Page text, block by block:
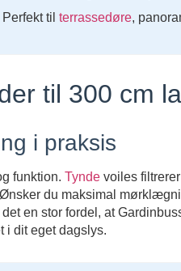
Perfekt til terrassedøre,
til 300 cm
i praksis
funktion. Tynde voiles
du maksimal
en stor fordel, at
i dit eget dagslys.